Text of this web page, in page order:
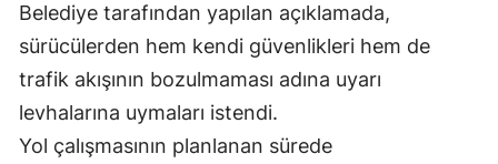
Belediye tarafından yapılan açıklamada,
sürücülerden hem kendi güvenlikleri hem de
trafik akışının bozulmaması adına uyarı
levhalarına uymaları istendi.
Yol çalışmasının planlanan sürede